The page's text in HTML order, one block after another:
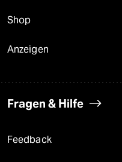
Shop
Anzeigen
Fragen & Hilfe
Feedback